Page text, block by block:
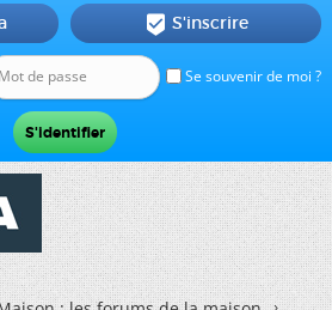
Se souvenir de moi ?
 S'inscrire